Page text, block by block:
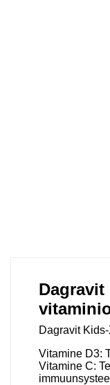
Dagravit
Dagravit
Vitamine D3:
Vitamine C: